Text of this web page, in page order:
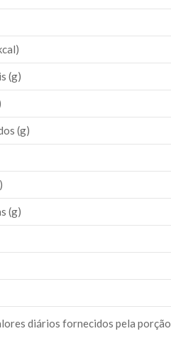
(g)
(g)
(g)
diários fornecidos pela porção